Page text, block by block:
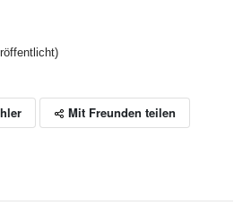
Mit Freunden teilen